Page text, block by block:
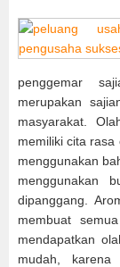
penggemar
merupakan
masyarakat.
memiliki cita
menggunakan
menggunakan
dipanggang.
membuat
mendapatkan
mudah,